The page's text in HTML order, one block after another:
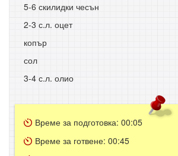
5-6 скилидки чесън
2-3 с.л. оцет
копър
сол
3-4 с.л. олио
Време за подготовка: 00:05
Време за готвене: 00:45